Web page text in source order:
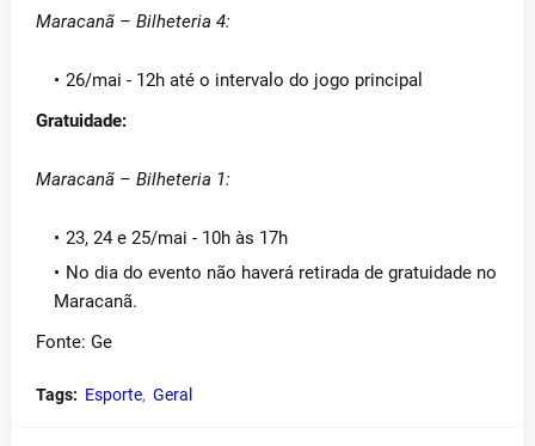
Maracanã – Bilheteria 4:
26/mai - 12h até o intervalo do jogo principal
Gratuidade:
Maracanã – Bilheteria 1:
23, 24 e 25/mai - 10h às 17h
No dia do evento não haverá retirada de gratuidade no
Maracanã.
Fonte: Ge
Tags: Esporte Geral